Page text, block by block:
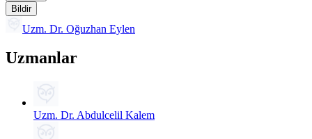
Bildir
Uzm. Dr. Oğuzhan Eylen
Uzmanlar
Uzm. Dr. Abdulcelil Kalem